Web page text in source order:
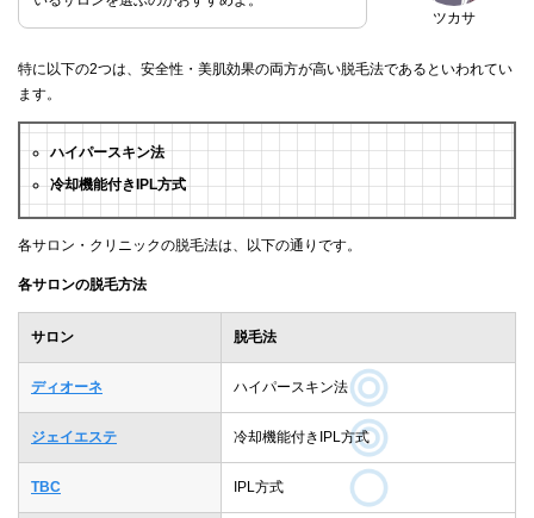
ツカサ
特に以下の2つは、安全性・美肌効果の両方が高い脱毛法であるといわれてい
ます。
ハイパースキン法
冷却機能付きIPL方式
各サロン・クリニックの脱毛法は、以下の通りです。
各サロンの脱毛方法
サロン 脱毛法
ディオーネ ハイパースキン法
ジェイエステ 冷却機能付きIPL方式
TBC IPL方式